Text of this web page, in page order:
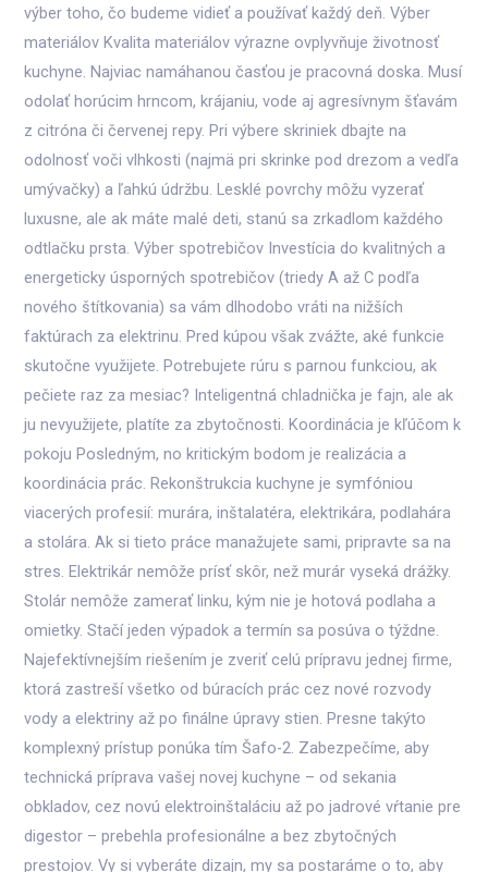
výber toho, čo budeme vidieť a používať každý deň. Výber
materiálov Kvalita materiálov výrazne ovplyvňuje životnosť
kuchyne. Najviac namáhanou časťou je pracovná doska. Musí
odolať horúcim hrncom, krájaniu, vode aj agresívnym šťavám
z citróna či červenej repy. Pri výbere skriniek dbajte na
odolnosť voči vlhkosti (najmä pri skrinke pod drezom a vedľa
umývačky) a ľahkú údržbu. Lesklé povrchy môžu vyzerať
luxusne, ale ak máte malé deti, stanú sa zrkadlom každého
odtlačku prsta. Výber spotrebičov Investícia do kvalitných a
energeticky úsporných spotrebičov (triedy A až C podľa
nového štítkovania) sa vám dlhodobo vráti na nižších
faktúrach za elektrinu. Pred kúpou však zvážte, aké funkcie
skutočne využijete. Potrebujete rúru s parnou funkciou, ak
pečiete raz za mesiac? Inteligentná chladnička je fajn, ale ak
ju nevyužijete, platíte za zbytočnosti. Koordinácia je kľúčom k
pokoju Posledným, no kritickým bodom je realizácia a
koordinácia prác. Rekonštrukcia kuchyne je symfóniou
viacerých profesií: murára, inštalatéra, elektrikára, podlahára
a stolára. Ak si tieto práce manažujete sami, pripravte sa na
stres. Elektrikár nemôže prísť skôr, než murár vyseká drážky.
Stolár nemôže zamerať linku, kým nie je hotová podlaha a
omietky. Stačí jeden výpadok a termín sa posúva o týždne.
Najefektívnejším riešením je zveriť celú prípravu jednej firme,
ktorá zastreší všetko od búracích prác cez nové rozvody
vody a elektriny až po finálne úpravy stien. Presne takýto
komplexný prístup ponúka tím Šafo-2. Zabezpečíme, aby
technická príprava vašej novej kuchyne – od sekania
obkladov, cez novú elektroinštaláciu až po jadrové vŕtanie pre
digestor – prebehla profesionálne a bez zbytočných
prestojov. Vy si vyberáte dizajn, my sa postaráme o to, aby